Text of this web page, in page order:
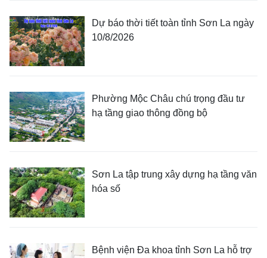
Dự báo thời tiết toàn tỉnh Sơn La ngày
10/8/2026
Phường Mộc Châu chú trọng đầu tư
hạ tầng giao thông đồng bộ
Sơn La tập trung xây dựng hạ tầng văn
hóa số
Bệnh viện Đa khoa tỉnh Sơn La hỗ trợ